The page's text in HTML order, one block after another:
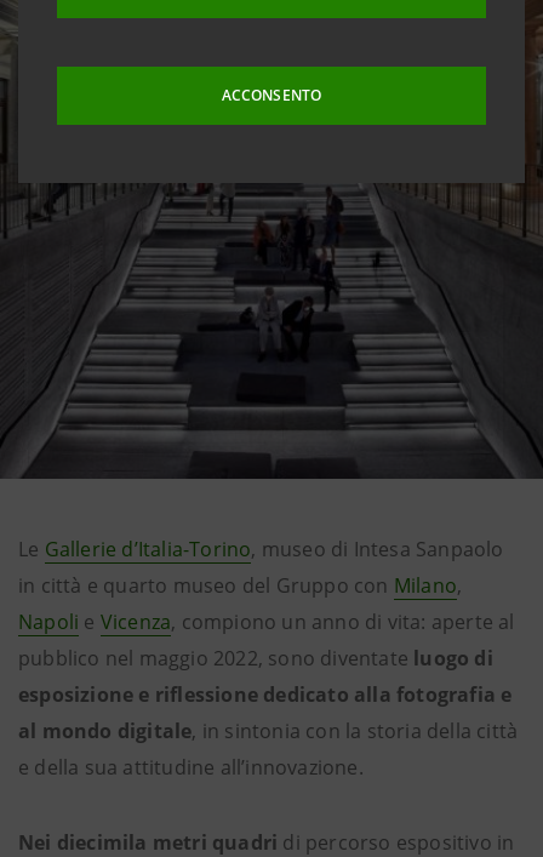
ACCONSENTO
Le Gallerie d’Italia-Torino, museo di Intesa Sanpaolo
in città e quarto museo del Gruppo con Milano,
Napoli e Vicenza, compiono un anno di vita: aperte al
pubblico nel maggio 2022, sono diventate luogo di
esposizione e riflessione dedicato alla fotografia e
al mondo digitale, in sintonia con la storia della città
e della sua attitudine all’innovazione.
Nei diecimila metri quadri di percorso espositivo in